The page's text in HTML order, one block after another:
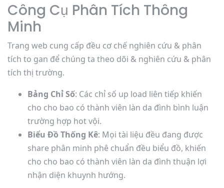
Công Cụ Phân Tích Thông
Minh
Trang web cung cấp đều cơ chế nghiên cứu & phân
tích to gan để chúng ta theo dõi & nghiên cứu & phân
tích thị trường.
Bảng Chỉ Số: Các chỉ số up load liên tiếp khiến
cho cho bao có thành viên làn da đình bình luận
trường hợp hot vội.
Biểu Đồ Thống Kê: Mọi tài liệu đều đang được
share phân minh phê chuẩn đều biểu đồ, khiến
cho cho bao có thành viên làn da đình thuận lợi
nhận diện khuynh hướng.